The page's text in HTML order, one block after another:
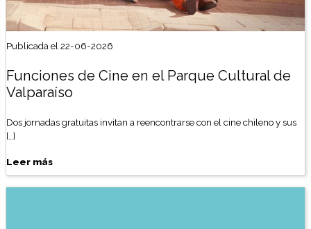
Publicada el 22-06-2026
Funciones de Cine en el Parque Cultural de
Valparaíso
Dos jornadas gratuitas invitan a reencontrarse con el cine chileno y sus
[…]
Leer más